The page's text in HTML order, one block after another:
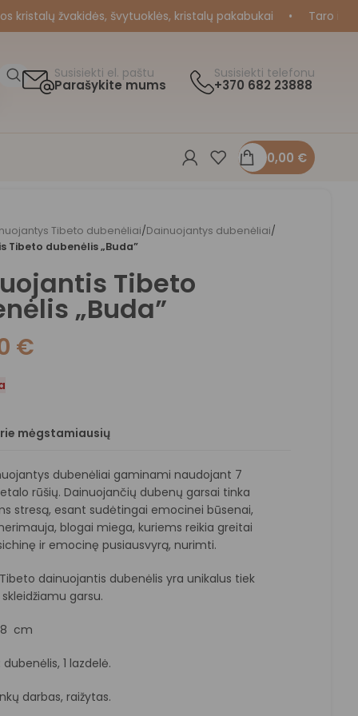
žvakidės, švytuoklės, kristalų pakabukai • Taro ir
Susisiekti el. paštu
Parašykite mums
Susisiekti telefonu
+370 682 23888
0,00 €
Tibeto dubenėliai/Dainuojantys dubenėliai/
Tibeto dubenėlis „Buda”
Tibeto
„Buda”
€
mėgstamiausių
dubenėliai gaminami naudojant 7
rūšių. Dainuojančių dubenų garsai tinka
stresą, esant sudėtingai emocinei būsenai,
blogai miega, kuriems reikia greitai
ir emocinę pusiausvyrą, nurimti.
dainuojantis dubenėlis yra unikalus tiek
garsu.
cm
1 lazdelė.
darbas, raižytas.